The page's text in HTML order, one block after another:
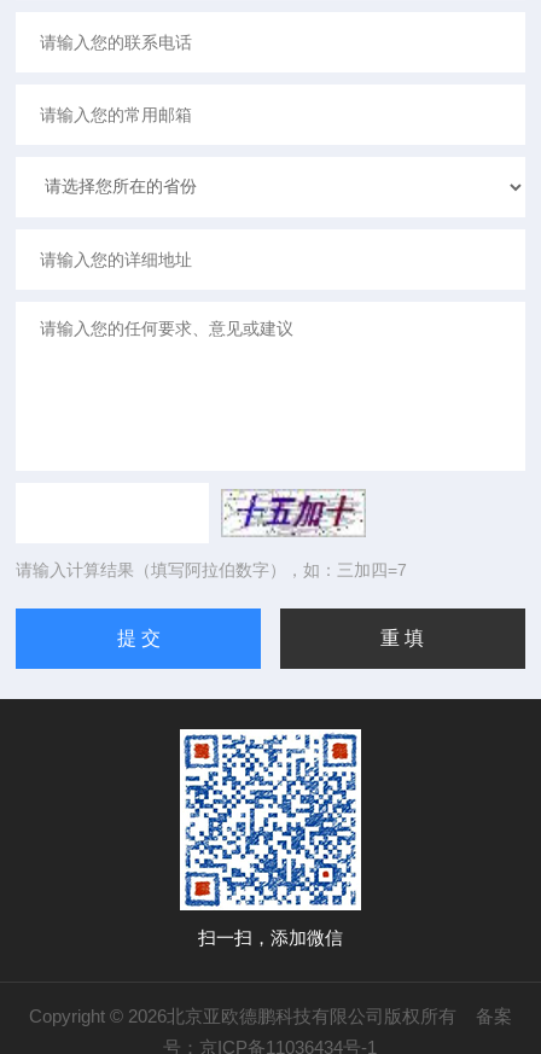
请输入计算结果（填写阿拉伯数字），如：三加四=7
扫一扫，添加微信
Copyright © 2026北京亚欧德鹏科技有限公司版权所有 备案
号：京ICP备11036434号-1